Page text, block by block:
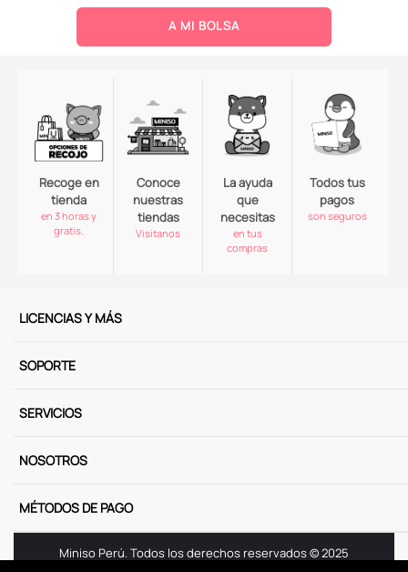
A MI BOLSA
Recoge en
tienda
en 3 horas y
gratis.
Conoce
nuestras
tiendas
Visitanos
La ayuda
que
necesitas
en tus
compras
Todos tus
pagos
son seguros
LICENCIAS Y MÁS
SOPORTE
SERVICIOS
NOSOTROS
MÉTODOS DE PAGO
Miniso Perú. Todos los derechos reservados © 2025